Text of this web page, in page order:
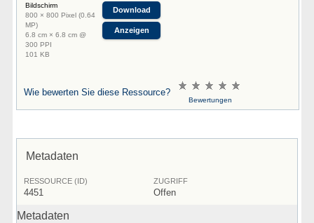
Bildschirm
800 × 800 Pixel (0.64
MP)
6.8 cm × 6.8 cm @
300 PPI
101 KB
Download
Anzeigen
Wie bewerten Sie diese Ressource?
Bewertungen
Metadaten
RESSOURCE (ID)
4451
ZUGRIFF
Offen
Metadaten